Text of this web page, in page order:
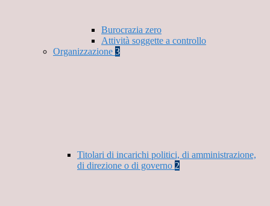
Burocrazia zero
Attività soggette a controllo
Organizzazione 3
Titolari di incarichi politici, di amministrazione,
di direzione o di governo 2